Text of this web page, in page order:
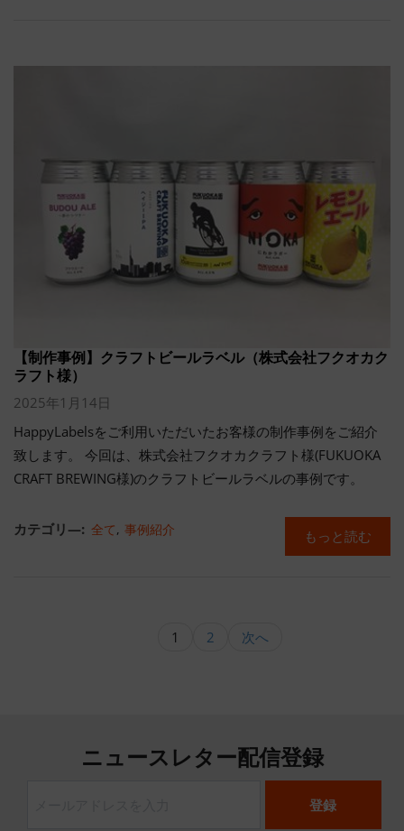
【制作事例】クラフトビールラベル（株式会社フクオカク
ラフト様）
2025年1月14日
HappyLabelsをご利用いただいたお客様の制作事例をご紹介
致します。 今回は、株式会社フクオカクラフト様(FUKUOKA
CRAFT BREWING様)のクラフトビールラベルの事例です。
カテゴリ―: 全て, 事例紹介 もっと読む
1 2 次へ
ニュースレター配信登録